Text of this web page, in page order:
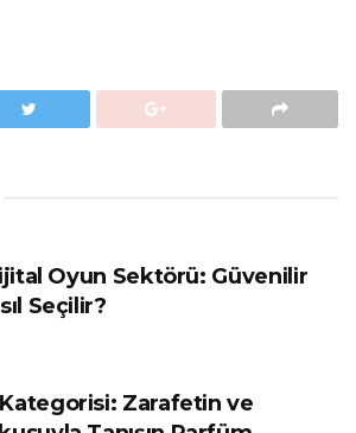
Oyun Sektörü: Güvenilir
Seçilir?
Zarafetin ve